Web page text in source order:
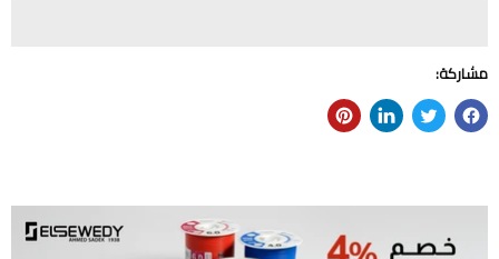
مشاركة: